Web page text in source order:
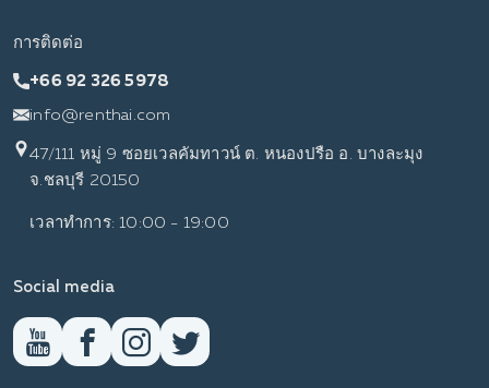
การติดต่อ
+66 92 326 5978
info@renthai.com
47/111 หมู่ 9 ซอยเวลคัมทาวน์ ต. หนองปรือ อ. บางละมุง
จ.ชลบุรี 20150
เวลาทำการ: 10:00 - 19:00
Social media